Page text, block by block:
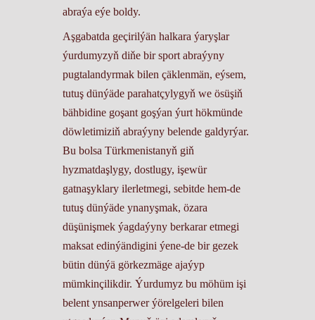
abraýa eýe boldy.
Aşgabatda geçirilýän halkara ýaryşlar
ýurdumyzyň diňe bir sport abraýyny
pugtalandyrmak bilen çäklenmän, eýsem,
tutuş dünýäde parahatçylygyň we ösüşiň
bähbidine goşant goşýan ýurt hökmünde
döwletimiziň abraýyny belende galdyrýar.
Bu bolsa Türkmenistanyň giň
hyzmatdaşlygy, dostlugy, işewür
gatnaşyklary ilerletmegi, sebitde hem-de
tutuş dünýäde ynanyşmak, özara
düşünişmek ýagdaýyny berkarar etmegi
maksat edinýändigini ýene-de bir gezek
bütin dünýä görkezmäge ajaýyp
mümkinçilikdir. Ýurdumyz bu möhüm işi
belent ynsanperwer ýörelgeleri bilen